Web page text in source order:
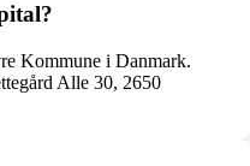
Kommune i Danmark.
Alle 30, 2650